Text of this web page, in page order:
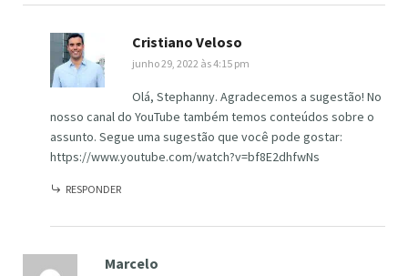
Cristiano Veloso
junho 29, 2022 às 4:15 pm
Olá, Stephanny. Agradecemos a sugestão! No
nosso canal do YouTube também temos conteúdos sobre o
assunto. Segue uma sugestão que você pode gostar:
https://www.youtube.com/watch?v=bf8E2dhfwNs
RESPONDER
Marcelo